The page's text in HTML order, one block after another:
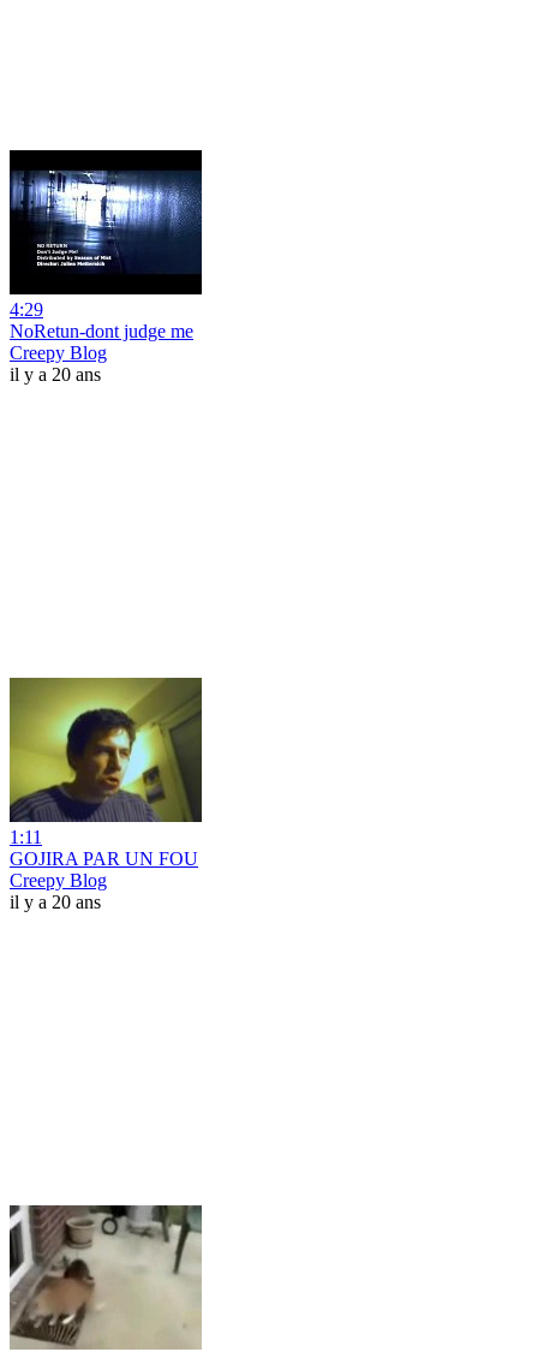
4:29
NoRetun-dont judge me
Creepy Blog
il y a 20 ans
1:11
GOJIRA PAR UN FOU
Creepy Blog
il y a 20 ans